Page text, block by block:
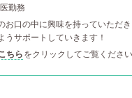
勤務
お口の中に興味を持っていただき
うサポートしていきます！
ちら をクリックしてご覧ください